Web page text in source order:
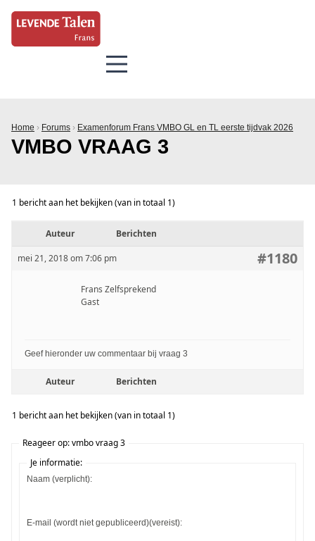
Home › Forums › Examenforum Frans VMBO GL en TL eerste tijdvak 2026
VMBO VRAAG 3
1 bericht aan het bekijken (van in totaal 1)
Auteur Berichten
mei 21, 2018 om 7:06 pm #1180
Frans Zelfsprekend
Gast
Geef hieronder uw commentaar bij vraag 3
Auteur Berichten
1 bericht aan het bekijken (van in totaal 1)
Reageer op: vmbo vraag 3
Je informatie:
Naam (verplicht):
E-mail (wordt niet gepubliceerd)(vereist):